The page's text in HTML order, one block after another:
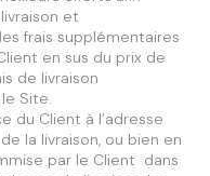
et
frais supplémentaires
en sus du prix de
de livraison
le Site.
du Client à l’adresse
la livraison, ou bien en
par le Client dans